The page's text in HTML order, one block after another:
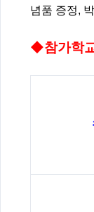
념품 증정,
◆참가학